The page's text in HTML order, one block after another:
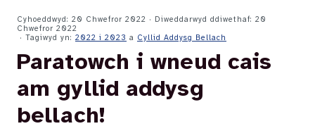
Cyhoeddwyd: 20 Chwefror 2022 · Diweddarwyd ddiwethaf: 20
Chwefror 2022
· Tagiwyd yn: 2022 i 2023 a Cyllid Addysg Bellach
Paratowch i wneud cais
am gyllid addysg
bellach!